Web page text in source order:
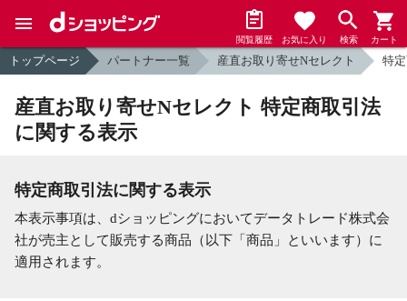
閲覧履歴 お気に入り 検索 カート
トップページ パートナー一覧 産直お取り寄せNセレクト 特
産直お取り寄せNセレクト 特定商取引法
に関する表示
特定商取引法に関する表示
本表示事項は、dショッピングにおいてデータトレード株式会
社が売主として販売する商品（以下「商品」といいます）に
適用されます。